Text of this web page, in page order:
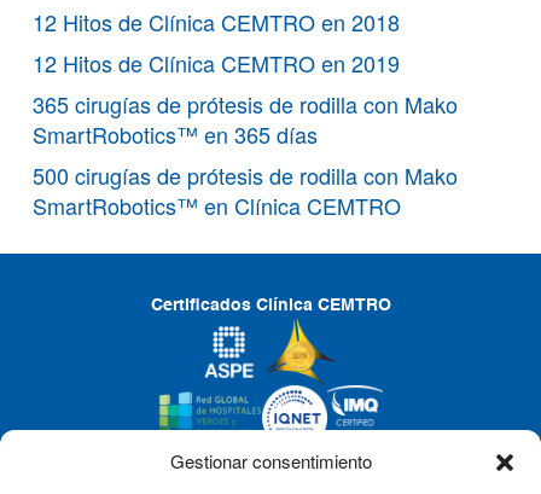
Gestionar consentimiento
12 Hitos de Clínica CEMTRO en 2018
12 Hitos de Clínica CEMTRO en 2019
365 cirugías de prótesis de rodilla con Mako
SmartRobotics™ en 365 días
500 cirugías de prótesis de rodilla con Mako
SmartRobotics™ en Clínica CEMTRO
Certificados Clínica CEMTRO